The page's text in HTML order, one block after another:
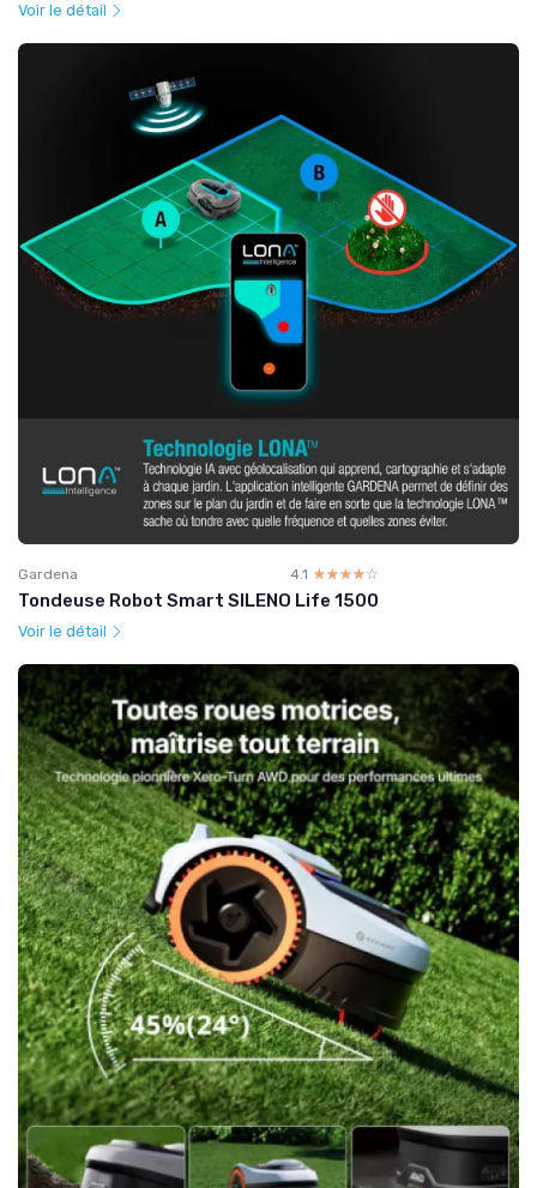
Voir le détail
Gardena 4.1 ☆☆☆☆☆
★★★★★
Tondeuse Robot Smart SILENO Life 1500
Voir le détail